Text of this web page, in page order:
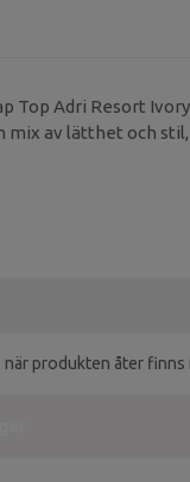
Top Adri Resort
mix av lätthet och
produkten åter finns